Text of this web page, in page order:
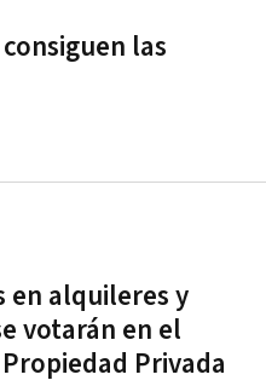
las
en alquileres y
votarán en el
Privada